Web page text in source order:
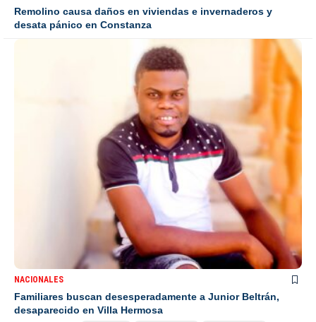
Remolino causa daños en viviendas e invernaderos y
desata pánico en Constanza
NACIONALES
Familiares buscan desesperadamente a Junior Beltrán,
desaparecido en Villa Hermosa